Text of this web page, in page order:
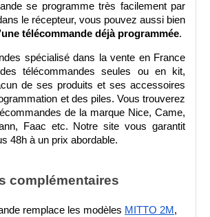
se programme très facilement par
le récepteur, vous pouvez aussi bien
télécommande déjà programmée.
spécialisé dans la vente en France
télécommandes seules ou en kit,
de ses produits et ses accessoires
et des piles. Vous trouverez
de la marque Nice, Came,
Faac etc. Notre site vous garantit
48h à un prix abordable.
complémentaires
remplace les modèles MITTO 2M